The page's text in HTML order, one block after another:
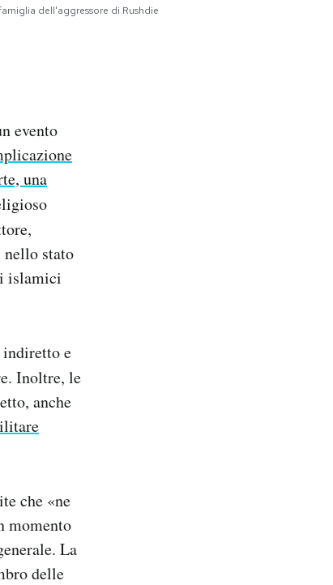
dell'aggressore di Rushdie
evento
una
nello stato
islamici
e
Inoltre, le
anche
che «ne
momento
La
delle